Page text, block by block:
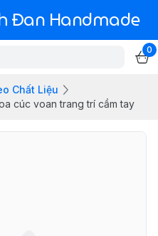
Đan Handmade
0
Chất Liệu
cúc voan trang trí cầm tay